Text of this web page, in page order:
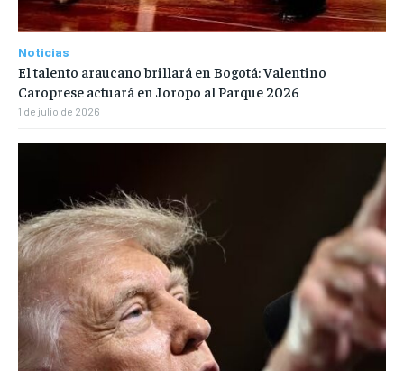
Noticias
El talento araucano brillará en Bogotá: Valentino
Caroprese actuará en Joropo al Parque 2026
1 de julio de 2026